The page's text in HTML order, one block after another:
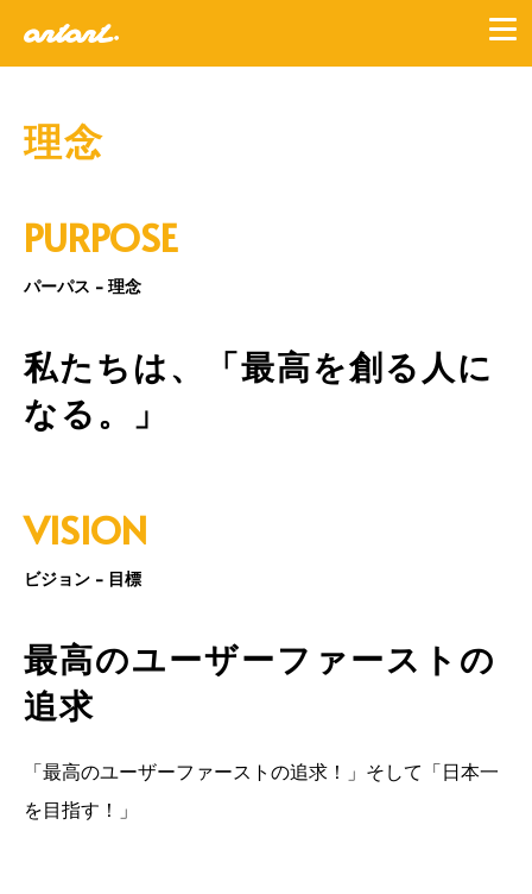
理念
PURPOSE
パーパス - 理念
私たちは、「最高を創る人に
なる。」
VISION
ビジョン - 目標
最高のユーザーファーストの
追求
「最高のユーザーファーストの追求！」そして「日本一
を目指す！」